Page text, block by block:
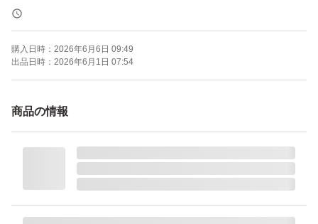
いた後でもキャンセルさせていただきます。
☆ドクターシーラボ アクアコラーゲンゲルエンリッチリ
フトEX R 200g
※すべて新品未開封ですが、自宅保管ですのでご了承くだ
※他のサイトでも出品させていただいている為、キャンセ
購入日時： 2026年6月6日 09:49
出品日時： 2026年6月1日 07:54
商品の情報